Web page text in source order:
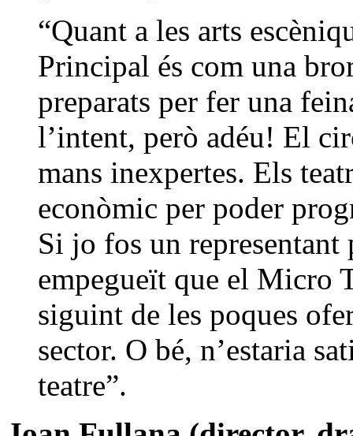
“Quant a les arts
Principal és com una
preparats per fer una
l’intent, però adéu! El
mans inexpertes. Els
econòmic per poder
Si jo fos un
empegueït que el Micro
siguint de les poques
sector. O bé, n’estaria
teatre”.